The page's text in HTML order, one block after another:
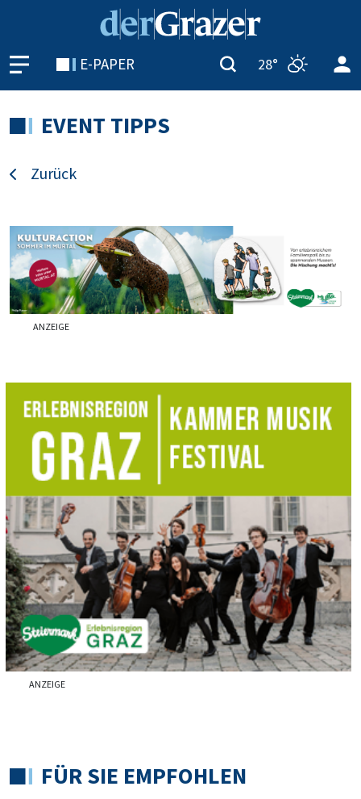
E-PAPER 28°
EVENT TIPPS
Zurück
ANZEIGE
ANZEIGE
FÜR SIE EMPFOHLEN